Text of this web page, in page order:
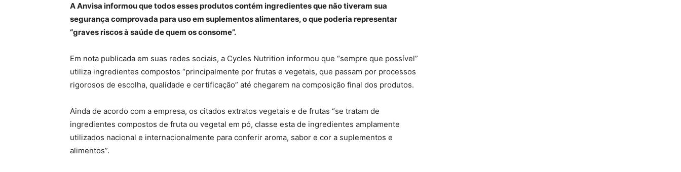
A Anvisa informou que todos esses produtos contém ingredientes que não tiveram sua
segurança comprovada para uso em suplementos alimentares, o que poderia representar
“graves riscos à saúde de quem os consome”.
Em nota publicada em suas redes sociais, a Cycles Nutrition informou que “sempre que possível”
utiliza ingredientes compostos “principalmente por frutas e vegetais, que passam por processos
rigorosos de escolha, qualidade e certificação” até chegarem na composição final dos produtos.
Ainda de acordo com a empresa, os citados extratos vegetais e de frutas “se tratam de
ingredientes compostos de fruta ou vegetal em pó, classe esta de ingredientes amplamente
utilizados nacional e internacionalmente para conferir aroma, sabor e cor a suplementos e
alimentos”.